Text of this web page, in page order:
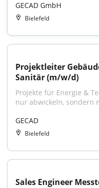
GECAD GmbH
Bielefeld
Projektleiter
Sanitär (m/w/d)
Projekte für Energie &
nur abwickeln, sondern
GECAD
Bielefeld
Sales Engineer